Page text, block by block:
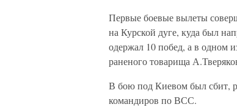
Первые боевые вылеты
на Курской дуге, куда был
одержал 10 побед, а в одном
раненого товарища
В бою под Киевом был сбит,
командиров по ВСС.